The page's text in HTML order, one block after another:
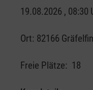
19.08.2026 , 08:30
Ort: 82166
Freie Plätze: 18